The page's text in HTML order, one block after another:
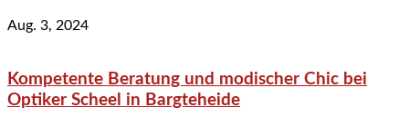
Aug. 3, 2024
Kompetente Beratung und modischer Chic bei
Optiker Scheel in Bargteheide